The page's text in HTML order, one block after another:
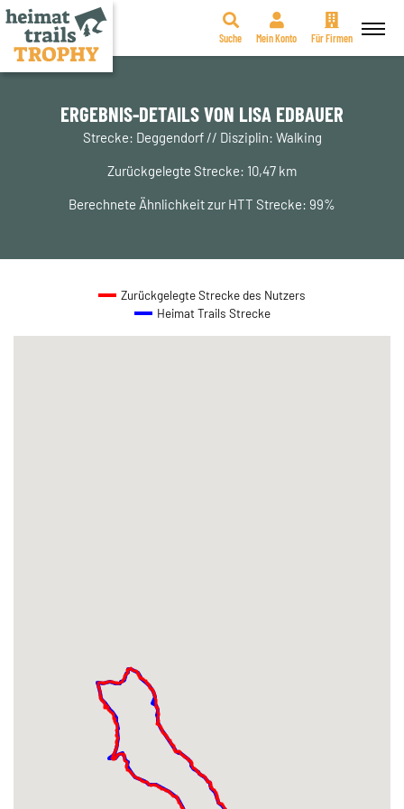
Zum
Suche Mein Konto Für Firmen
ERGEBNIS-DETAILS VON LISA EDBAUER
Strecke: Deggendorf // Disziplin: Walking
Zurückgelegte Strecke: 10,47 km
Berechnete Ähnlichkeit zur HTT Strecke: 99%
Zurückgelegte Strecke des Nutzers
Heimat Trails Strecke